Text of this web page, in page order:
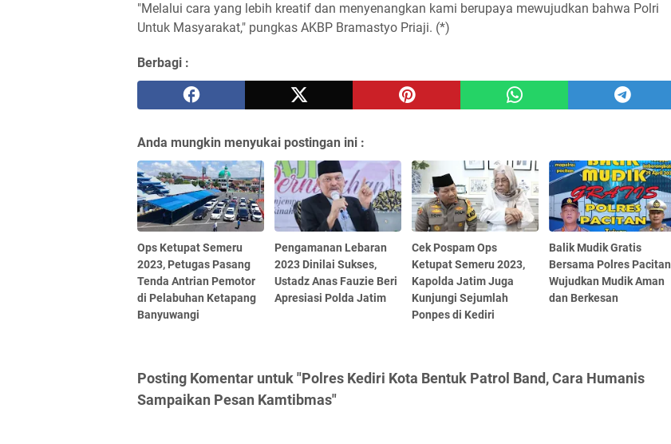
"Melalui cara yang lebih kreatif dan menyenangkan kami berupaya mewujudkan bahwa Polri
Untuk Masyarakat," pungkas AKBP Bramastyo Priaji. (*)
Berbagi :
Anda mungkin menyukai postingan ini :
Ops Ketupat Semeru
2023, Petugas Pasang
Tenda Antrian Pemotor
di Pelabuhan Ketapang
Banyuwangi
Pengamanan Lebaran
2023 Dinilai Sukses,
Ustadz Anas Fauzie Beri
Apresiasi Polda Jatim
Cek Pospam Ops
Ketupat Semeru 2023,
Kapolda Jatim Juga
Kunjungi Sejumlah
Ponpes di Kediri
Balik Mudik Gratis
Bersama Polres Pacitan
Wujudkan Mudik Aman
dan Berkesan
Posting Komentar untuk "Polres Kediri Kota Bentuk Patrol Band, Cara Humanis
Sampaikan Pesan Kamtibmas"